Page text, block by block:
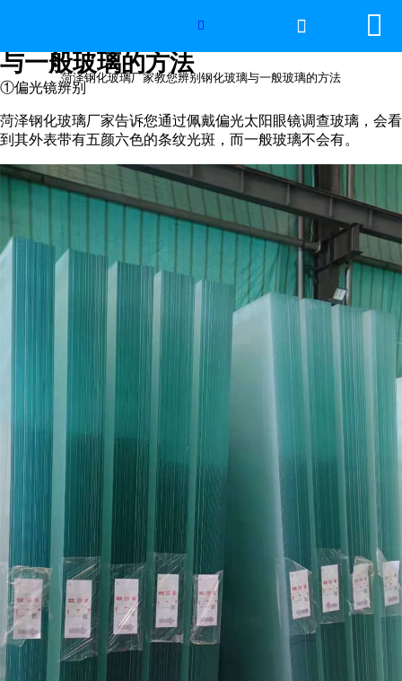
网站首页
产品中心
工程案例
厂房设备
视频中心

菏泽钢化玻璃厂家教您辨别钢化玻璃与一般玻璃的方法
 
菏泽钢化玻璃厂家教您辨别钢化玻璃
与一般玻璃的方法
①偏光镜辨别
菏泽钢化玻璃厂家告诉您通过佩戴偏光太阳眼镜调查玻璃，会看
到其外表带有五颜六色的条纹光斑，而一般玻璃不会有。